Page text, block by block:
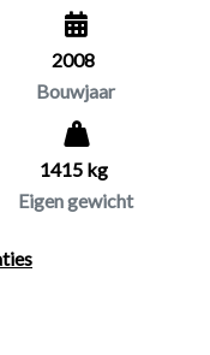
2008
Bouwjaar
1415 kg
Eigen gewicht